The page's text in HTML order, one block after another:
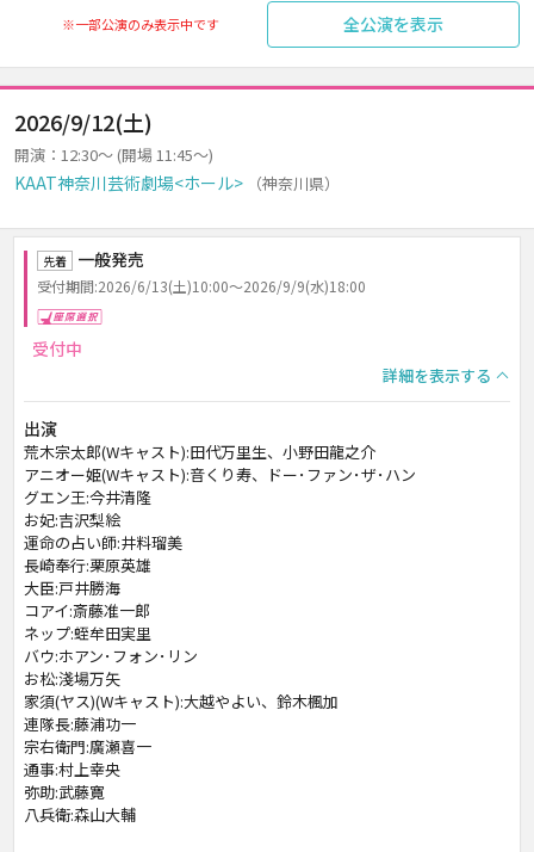
※一部公演のみ表示中です 全公演を表示
2026/9/12(土)
開演：12:30～ (開場 11:45～)
KAAT神奈川芸術劇場<ホール> （神奈川県）
先着 一般発売
受付期間:2026/6/13(土)10:00～2026/9/9(水)18:00
受付中
詳細を表示する
出演
荒木宗太郎(Wキャスト):田代万里生、小野田龍之介
アニオー姫(Wキャスト):音くり寿、ドー･ファン･ザ･ハン
グエン王:今井清隆
お妃:吉沢梨絵
運命の占い師:井料瑠美
長崎奉行:栗原英雄
大臣:戸井勝海
コアイ:斎藤准一郎
ネップ:蛭牟田実里
バウ:ホアン･フォン･リン
お松:淺場万矢
家須(ヤス)(Wキャスト):大越やよい、鈴木楓加
連隊長:藤浦功一
宗右衛門:廣瀬喜一
通事:村上幸央
弥助:武藤寛
八兵衛:森山大輔